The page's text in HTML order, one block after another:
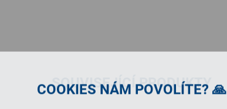
COOKIES NÁM POVOLÍTE? 🙏
SOUVISEJÍCÍ PRODUKTY